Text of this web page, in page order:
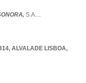
S.A....
, ALVALADE LISBOA,